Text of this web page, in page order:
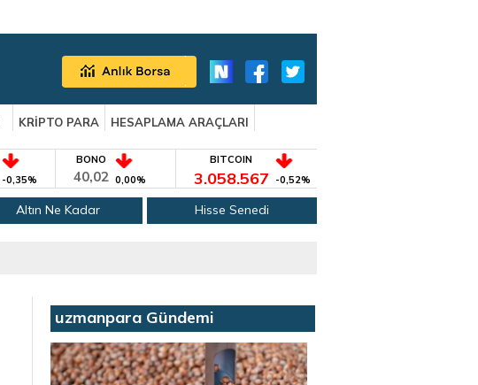
KRİPTO PARA
HESAPLAMA ARAÇLARI
-0,35%
BONO
40,02 0,00%
BITCOIN
3.058.567 -0,52%
Altın Ne Kadar Hisse Senedi
uzmanpara Gündemi